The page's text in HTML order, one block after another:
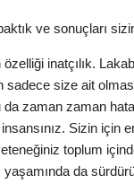
ve sonuçları
inatçılık.
sadece size ait
zaman zaman
insansınız. Sizin için
toplum
yaşamında da